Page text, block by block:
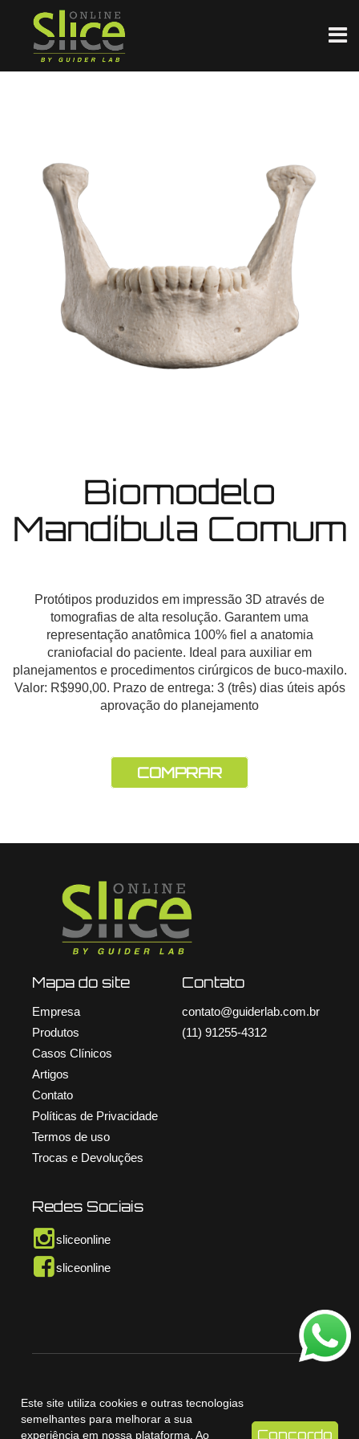
Este site utiliza cookies e outras tecnologias
semelhantes para melhorar a sua
experiência em nossa plataforma. Ao
Concordo
Biomodelo
Mandíbula Comum
Protótipos produzidos em impressão 3D através de
tomografias de alta resolução. Garantem uma
representação anatômica 100% fiel a anatomia
craniofacial do paciente. Ideal para auxiliar em
planejamentos e procedimentos cirúrgicos de buco-maxilo.
Valor: R$990,00. Prazo de entrega: 3 (três) dias úteis após
aprovação do planejamento
COMPRAR
Mapa do site
Empresa
Produtos
Casos Clínicos
Artigos
Contato
Políticas de Privacidade
Termos de uso
Trocas e Devoluções
Contato
contato@guiderlab.com.br
(11) 91255-4312
Redes Sociais
sliceonline
sliceonline
reservados. v1.4.1